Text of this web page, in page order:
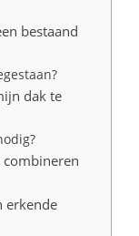
bestaand
dak te
erkende